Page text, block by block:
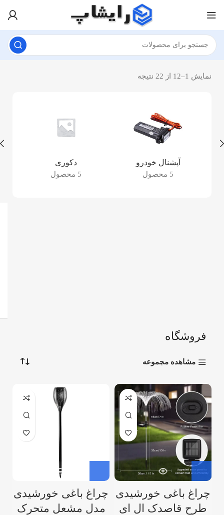
نمایش 1–12 از 22 نتیجه
آپشنال خودرو
5 محصول
دکوری
5 محصول
فروشگاه
مشاهده مجموعه
چراغ باغی خورشیدی
طرح قاصدک ال ای
چراغ باغی خورشیدی
مدل مشعل متحرک